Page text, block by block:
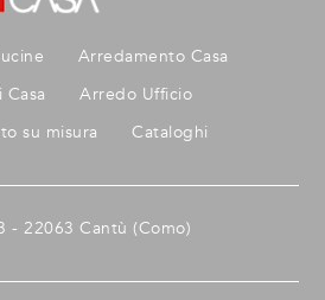
Arredamento Casa
Casa
Arredo Ufficio
su misura
Cataloghi
- 22063 Cantù (Como)